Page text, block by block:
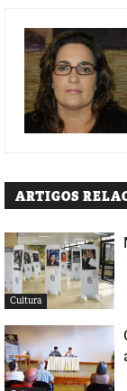
ARTIGOS
Cultura